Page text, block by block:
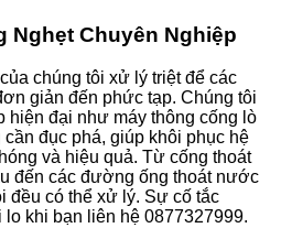
Nghẹt Chuyên Nghiệp
chúng tôi xử lý triệt để các
giản đến phức tạp. Chúng tôi
đại như máy thông cống lò
đục phá, giúp khôi phục hệ
và hiệu quả. Từ cống thoát
đến các đường ống thoát nước
đều có thể xử lý. Sự cố tắc
khi bạn liên hệ 0877327999.